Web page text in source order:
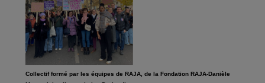
Une manifestation féministe pour dire non aux